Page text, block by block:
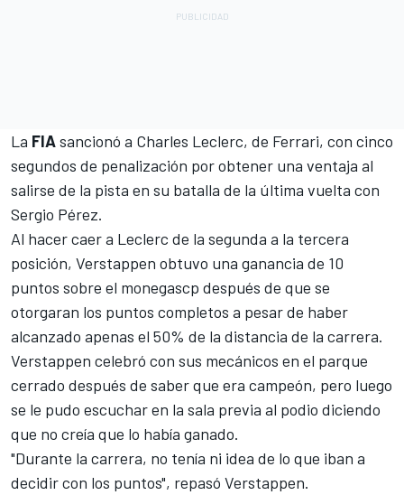
La FIAsancionó a Charles Leclerc, de Ferrari, con cinco
segundos de penalización por obtener una ventaja al
salirse de la pista en su batalla de la última vuelta con
Sergio Pérez.
Al hacer caer a Leclerc de la segunda a la tercera
posición, Verstappen obtuvo una ganancia de 10
puntos sobre el monegascp después de que se
otorgaran los puntos completos a pesar de haber
alcanzado apenas el 50% de la distancia de la carrera.
Verstappen celebró con sus mecánicos en el parque
cerrado después de saber que era campeón, pero luego
se le pudo escuchar en la sala previa al podio diciendo
que no creía que lo había ganado.
"Durante la carrera, no tenía ni idea de lo que iban a
decidir con los puntos", repasó Verstappen.